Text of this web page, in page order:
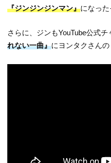
『ジンジンジンマン』になった
さらに、ジンもYouTube公式
れない一曲』にヨンタクさんの